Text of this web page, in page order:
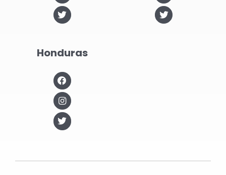
Honduras